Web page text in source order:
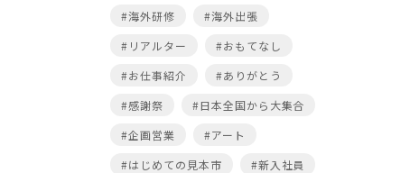
#海外研修
#海外出張
#リアルター
#おもてなし
#お仕事紹介
#ありがとう
#感謝祭
#日本全国から大集合
#企画営業
#アート
#はじめての見本市
#新入社員